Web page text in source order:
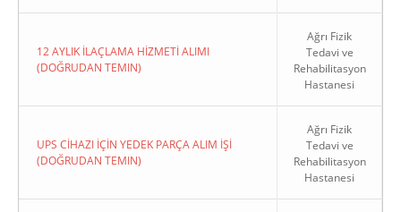
12 AYLIK İLAÇLAMA HİZMETİ ALIMI
(DOĞRUDAN TEMIN)
Ağrı Fizik
Tedavi ve
Rehabilitasyon
Hastanesi
UPS CİHAZI İÇİN YEDEK PARÇA ALIM İŞİ
(DOĞRUDAN TEMIN)
Ağrı Fizik
Tedavi ve
Rehabilitasyon
Hastanesi